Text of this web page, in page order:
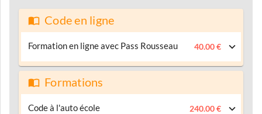
Code en ligne
Formation en ligne avec Pass Rousseau 40.00 €
Formations
Code à l'auto école 240.00 €